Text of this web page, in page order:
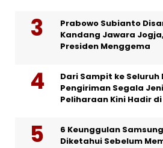
Prabowo Subianto
Kandang Jawara
Presiden Menggema
Dari Sampit ke Seluruh
Pengiriman Segala
Peliharaan Kini Hadir
6 Keunggulan
Diketahui Sebelum